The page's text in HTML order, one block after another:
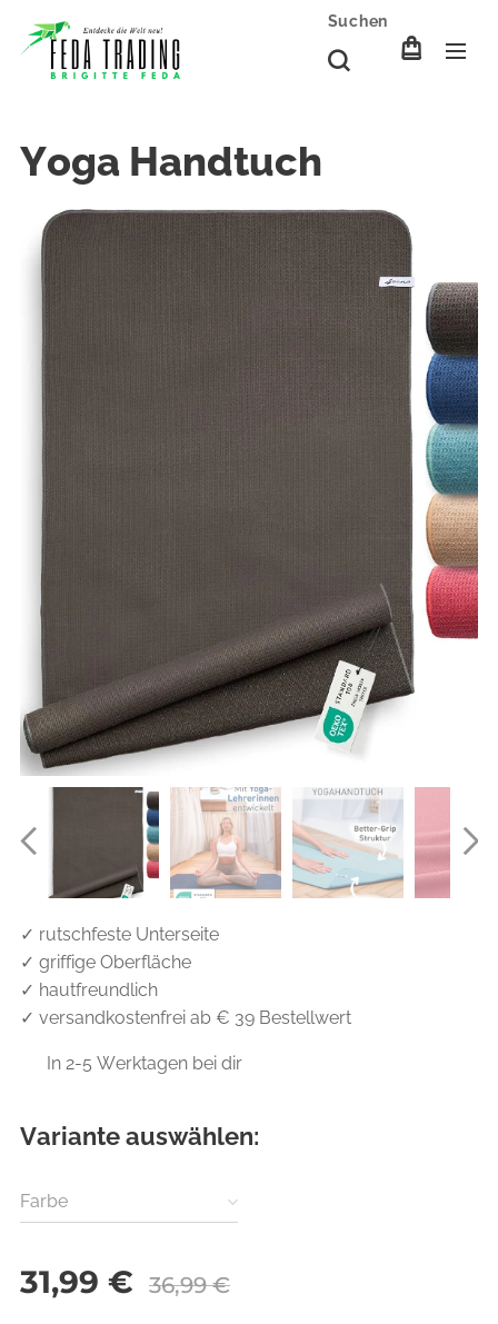
Suchen
Yoga Handtuch
✓ rutschfeste Unterseite
✓ griffige Oberfläche
✓ hautfreundlich
✓ versandkostenfrei ab € 39 Bestellwert
✅ In 2-5 Werktagen bei dir
Variante auswählen:
Farbe
31,99 € 36,99€